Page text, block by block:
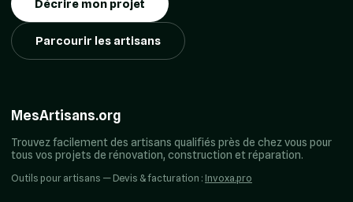
Décrire mon projet
Parcourir les artisans
MesArtisans.org
Trouvez facilement des artisans qualifiés près de chez vous pour
tous vos projets de rénovation, construction et réparation.
Outils pour artisans — Devis & facturation : Invoxa.pro